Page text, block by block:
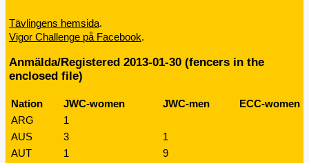
Tävlingens hemsida.
Vigor Challenge på Facebook.
Anmälda/Registered 2013-01-30 (fencers in the
enclosed file)
Nation JWC-women JWC-men
ECC-women
ARG
1
AUS
3
1
AUT
1
9